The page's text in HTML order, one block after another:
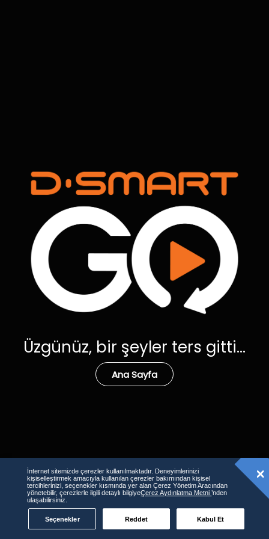
Üzgünüz, bir şeyler ters gitti...
Ana Sayfa
İnternet sitemizde çerezler kullanılmaktadır. Deneyimlerinizi
kişiselleştirmek amacıyla kullanılan çerezler bakımından kişisel
tercihlerinizi, seçenekler kısmında yer alan Çerez Yönetim Aracından
yönetebilir, çerezlerle ilgili detaylı bilgiyeÇerez Aydınlatma Metni’nden
ulaşabilirsiniz.
Seçenekler Reddet Kabul Et